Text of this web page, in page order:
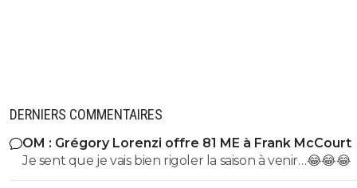
DERNIERS COMMENTAIRES
OM : Grégory Lorenzi offre 81 ME à Frank McCourt
Je sent que je vais bien rigoler la saison à venir…😂😂😂